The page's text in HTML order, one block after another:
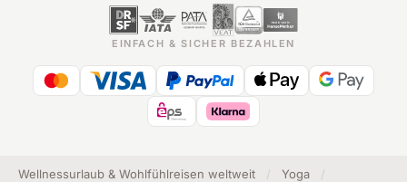
EINFACH & SICHER BEZAHLEN
Wellnessurlaub & Wohlfühlreisen weltweit Yoga